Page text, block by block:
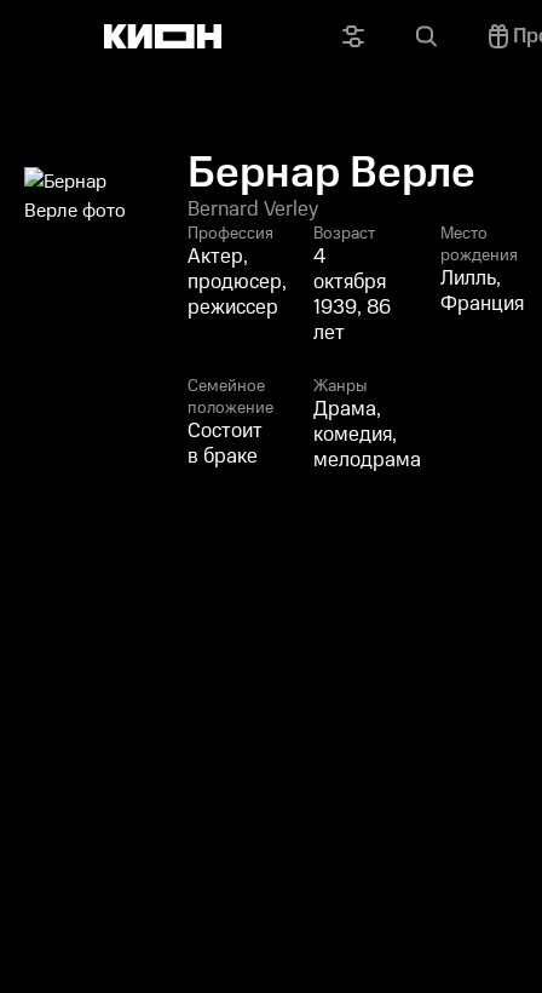
Бернар Верле
Bernard Verley
Профессия
Актер,
продюсер,
режиссер
Возраст
4
октября
1939, 86
лет
Место
рождения
Лилль,
Франция
Семейное
положение
Состоит
в браке
Жанры
Драма,
комедия,
мелодрама